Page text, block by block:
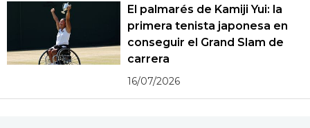
El palmarés de Kamiji Yui: la
primera tenista japonesa en
conseguir el Grand Slam de
carrera
16/07/2026